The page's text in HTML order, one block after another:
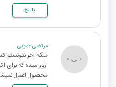
پاسخ
مرتضی عمویی
منکه اخر نتونستم
ارور میده که برای
محصول اعمال